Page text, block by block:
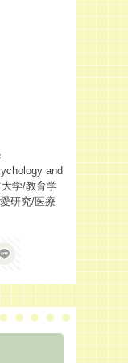
and
学/教育学
研究/医療